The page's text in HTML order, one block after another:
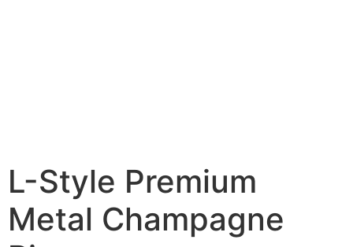
L-Style Premium
Metal Champagne